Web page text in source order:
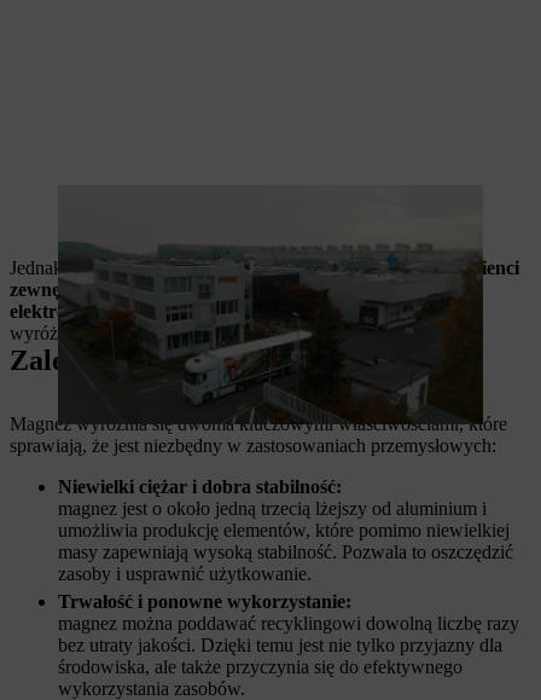
Jednak nie tylko STIHL korzysta z doświadczenia zakładu:klienci
zewnętrzni z branży motoryzacyjnej, branży dostawczej i
elektromobilnościkupują tutaj elementy magnezowe, które
wyróżniają się pod względem jakości, precyzji i trwałości.
Zalety magnezu
Magnez wyróżnia się dwoma kluczowymi właściwościami, które
sprawiają, że jest niezbędny w zastosowaniach przemysłowych:
Niewielki ciężar i dobra stabilność:
magnez jest o około jedną trzecią lżejszy od aluminium i
umożliwia produkcję elementów, które pomimo niewielkiej
masy zapewniają wysoką stabilność. Pozwala to oszczędzić
zasoby i usprawnić użytkowanie.
Trwałość i ponowne wykorzystanie:
magnez można poddawać recyklingowi dowolną liczbę razy
bez utraty jakości. Dzięki temu jest nie tylko przyjazny dla
środowiska, ale także przyczynia się do efektywnego
wykorzystania zasobów.